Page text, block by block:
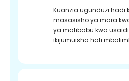
Kuanzia ugunduzi hadi
masasisho ya mara
ya matibabu kwa
ikijumuisha hati